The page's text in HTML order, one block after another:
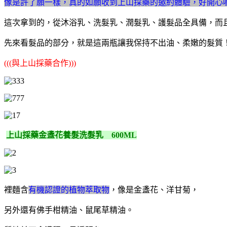
像是許了願一樣，真的如願收到上山採藥的邀約體驗，好開心
這次拿到的，從沐浴乳、洗髮乳、潤髮乳、護髮品全具備，而
先來看髮品的部分，就是這兩瓶讓我保持不出油、柔嫩的髮質！
(((與上山採藥合作)))
上山採藥金盞花養髮洗髮乳 600ML
裡麵含有機認證的植物萃取物 ，像是金盞花、洋甘菊，
另外還有佛手柑精油、鼠尾草精油。